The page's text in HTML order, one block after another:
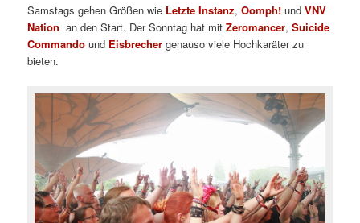
Samstags gehen Größen wie Letzte Instanz,Oomph! undVNV
Nation an den Start. Der Sonntag hat mitZeromancer,Suicide
Commando und Eisbrecher genauso viele Hochkaräter zu
bieten.